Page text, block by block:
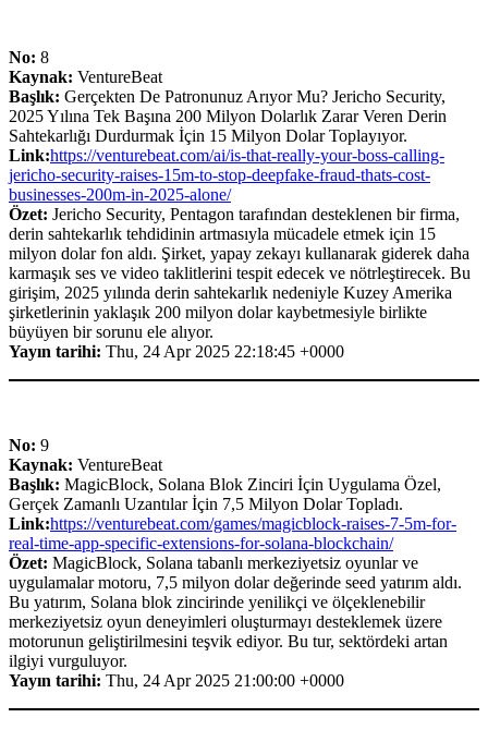
No: 8
Kaynak: VentureBeat
Başlık: Gerçekten De Patronunuz Arıyor Mu? Jericho Security,
2025 Yılına Tek Başına 200 Milyon Dolarlık Zarar Veren Derin
Sahtekarlığı Durdurmak İçin 15 Milyon Dolar Toplayıyor.
Link:https://venturebeat.com/ai/is-that-really-your-boss-calling-
jericho-security-raises-15m-to-stop-deepfake-fraud-thats-cost-
businesses-200m-in-2025-alone/
Özet: Jericho Security, Pentagon tarafından desteklenen bir firma,
derin sahtekarlık tehdidinin artmasıyla mücadele etmek için 15
milyon dolar fon aldı. Şirket, yapay zekayı kullanarak giderek daha
karmaşık ses ve video taklitlerini tespit edecek ve nötrleştirecek. Bu
girişim, 2025 yılında derin sahtekarlık nedeniyle Kuzey Amerika
şirketlerinin yaklaşık 200 milyon dolar kaybetmesiyle birlikte
büyüyen bir sorunu ele alıyor.
Yayın tarihi: Thu, 24 Apr 2025 22:18:45 +0000
No: 9
Kaynak: VentureBeat
Başlık: MagicBlock, Solana Blok Zinciri İçin Uygulama Özel,
Gerçek Zamanlı Uzantılar İçin 7,5 Milyon Dolar Topladı.
Link:https://venturebeat.com/games/magicblock-raises-7-5m-for-
real-time-app-specific-extensions-for-solana-blockchain/
Özet: MagicBlock, Solana tabanlı merkeziyetsiz oyunlar ve
uygulamalar motoru, 7,5 milyon dolar değerinde seed yatırım aldı.
Bu yatırım, Solana blok zincirinde yenilikçi ve ölçeklenebilir
merkeziyetsiz oyun deneyimleri oluşturmayı desteklemek üzere
motorunun geliştirilmesini teşvik ediyor. Bu tur, sektördeki artan
ilgiyi vurguluyor.
Yayın tarihi: Thu, 24 Apr 2025 21:00:00 +0000